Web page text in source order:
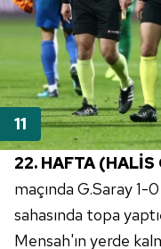
22. HAFTA (HALİS
maçında G.Saray 1-
sahasında topa
Mensah'ın yerde